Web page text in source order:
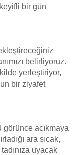
bir gün
belirliyoruz.
yerleştiriyor,
bir ziyafet
acıkmaya
ara sıcak,
uyacak